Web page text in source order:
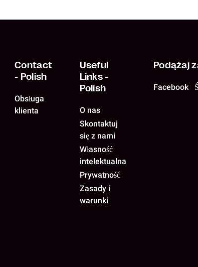
Contact
- Polish
Obsługa
klienta
Useful
Links -
Polish
O nas
Skontaktuj
się z nami
Własność
intelektualna
Prywatność
Zasady i
warunki
Podążaj
Facebook